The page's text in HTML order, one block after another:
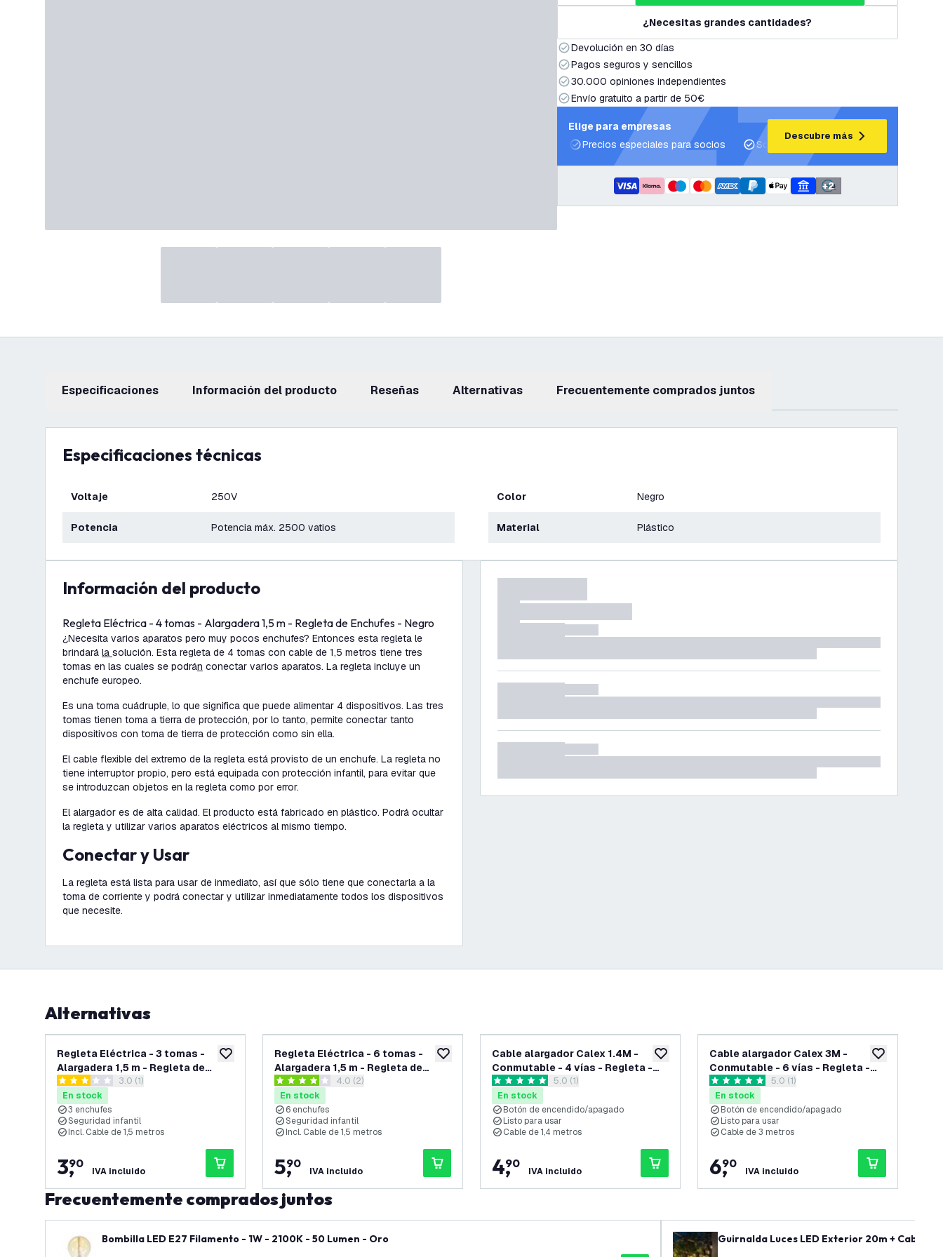
¿Necesitas grandes cantidades?
Devolución en 30 días
Pagos seguros y sencillos
30.000 opiniones independientes
Envío gratuito a partir de 50€
Elige para empresas
Precios especiales para socios
Soporte para proyectos y planes de
Descubre más
+2
Especificaciones información del producto reseñas Alternativas Frecuentemente comprados juntos
Especificaciones técnicas
Voltaje 250V
Potencia Potencia máx. 2500 vatios
Color Negro
Material Plástico
información del producto
Regleta Eléctrica - 4 tomas - Alargadera 1,5 m - Regleta de Enchufes - Negro
¿Necesita varios aparatos pero muy pocos enchufes? Entonces esta regleta le
brindará la solución. Esta regleta de 4 tomas con cable de 1,5 metros tiene tres
tomas en las cuales se podrán conectar varios aparatos. La regleta incluye un
enchufe europeo.
Es una toma cuádruple, lo que significa que puede alimentar 4 dispositivos. Las tres
tomas tienen toma a tierra de protección, por lo tanto, permite conectar tanto
dispositivos con toma de tierra de protección como sin ella.
El cable flexible del extremo de la regleta está provisto de un enchufe. La regleta no
tiene interruptor propio, pero está equipada con protección infantil, para evitar que
se introduzcan objetos en la regleta como por error.
El alargador es de alta calidad. El producto está fabricado en plástico. Podrá ocultar
la regleta y utilizar varios aparatos eléctricos al mismo tiempo.
Conectar y Usar
La regleta está lista para usar de inmediato, así que sólo tiene que conectarla a la
toma de corriente y podrá conectar y utilizar inmediatamente todos los dispositivos
que necesite.
Alternativas
añadir a lista de deseos
Regleta Eléctrica - 3 tomas -
Alargadera 1,5 m - Regleta de
Enchufes - Negroabrir el panel de reseñas
3 estrellas de puntuación
3.0 (1)
En stock
3 enchufes
Seguridad infantil
Incl. Cable de 1,5 metros
3,
90
IVA incluido
añadir a lista de deseos
Regleta Eléctrica - 6 tomas -
Alargadera 1,5 m - Regleta de
Enchufes - Negroabrir el panel de reseñas
4 estrellas de puntuación
4.0 (2)
En stock
6 enchufes
Seguridad infantil
Incl. Cable de 1,5 metros
5,
90
IVA incluido
añadir a lista de deseos
Cable alargador Calex 1.4M -
Conmutable - 4 vías - Regleta -
Toma de mesaabrir el panel de reseñas
5 estrellas de puntuación
5.0 (1)
En stock
Botón de encendido/apagado
Listo para usar
Cable de 1,4 metros
4,
90
IVA incluido
añadir a lista
Cable alargador Calex 3M -
Conmutable - 6 vías - Regleta -
Toma de mesaabrir el panel de reseñas
5 estrellas de puntuación
5.0 (1)
En stock
Botón de encendido/apagado
Listo para usar
Cable de 3 metros
6,
90
IVA incluido
Frecuentemente comprados juntos
Bombilla LED E27 Filamento - 1W - 2100K - 50 Lumen - Oro Guirnalda Luces LED Exterior 20m + Cable